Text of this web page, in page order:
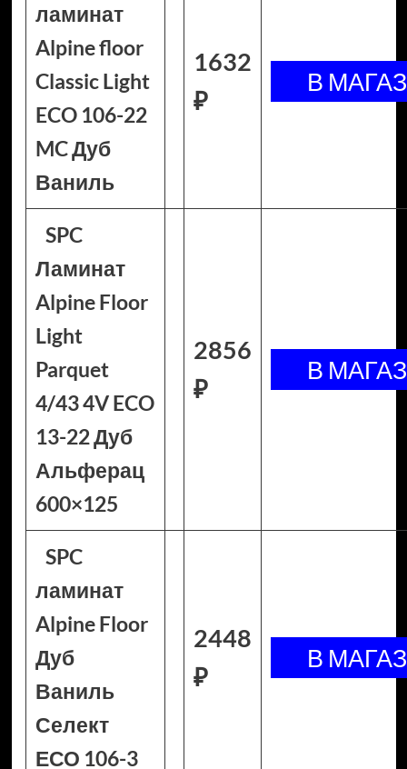
ламинат
Alpine floor
Classic Light
ECO 106-22
MC Дуб
Ваниль
1632
₽
SPC
Ламинат
Alpine Floor
Light
Parquet
4/43 4V ECO
13-22 Дуб
Альферац
600×125
2856
₽
SPC
ламинат
Alpine Floor
Дуб
Ваниль
Селект
ЕСО 106-3
2448
₽